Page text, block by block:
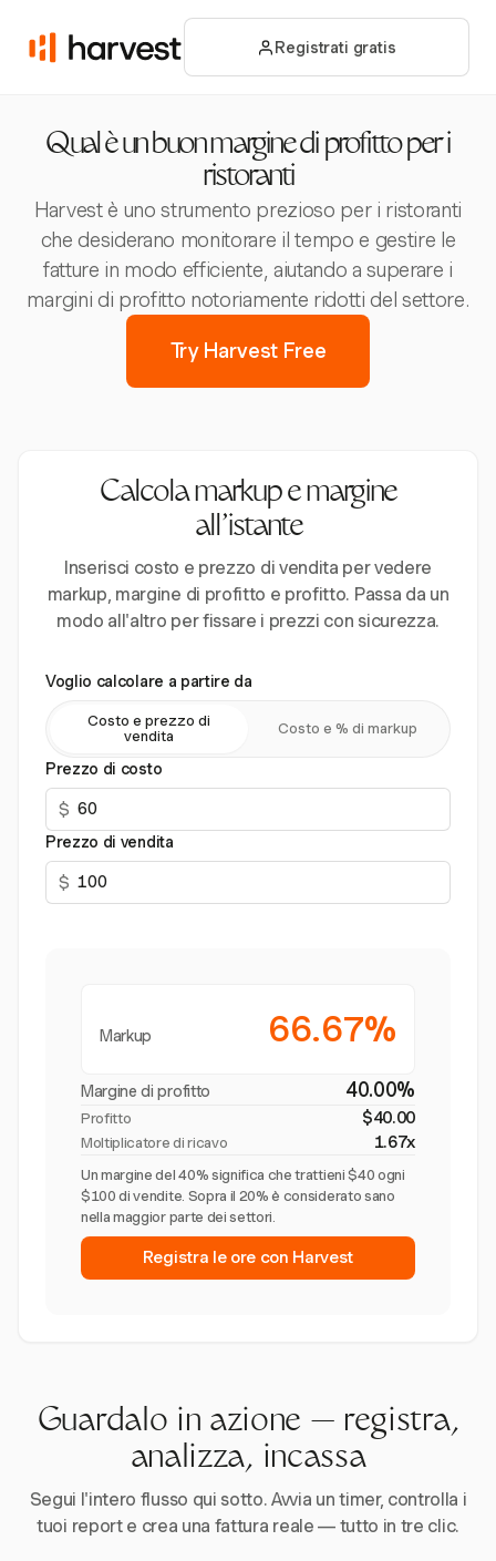
Registrati gratis
Qual è un buon margine di profitto per i
ristoranti
Harvest è uno strumento prezioso per i ristoranti
che desiderano monitorare il tempo e gestire le
fatture in modo efficiente, aiutando a superare i
margini di profitto notoriamente ridotti del settore.
Try Harvest Free
Calcola markup e margine
all'istante
Inserisci costo e prezzo di vendita per vedere
markup, margine di profitto e profitto. Passa da un
modo all'altro per fissare i prezzi con sicurezza.
Voglio calcolare a partire da
Costo e prezzo di
vendita
Costo e % di markup
Prezzo di costo
$
Prezzo di vendita
$
Markup 66.67%
Margine di profitto 40.00%
Profitto $40.00
Moltiplicatore di ricavo 1.67x
Un margine del 40% significa che trattieni $40 ogni
$100 di vendite. Sopra il 20% è considerato sano
nella maggior parte dei settori.
Registra le ore con Harvest
Guardalo in azione — registra,
analizza, incassa
Segui l'intero flusso qui sotto. Avvia un timer, controlla i
tuoi report e crea una fattura reale — tutto in tre clic.